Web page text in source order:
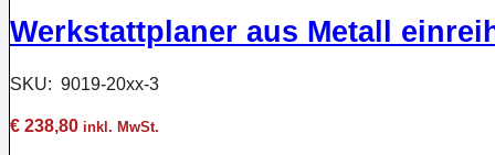
2/3
DIN
Belege
10
Schienen
Menge
Werkstattplaner aus Metall
SKU: 9019-20xx-3
€ 238,80 inkl. MwSt.